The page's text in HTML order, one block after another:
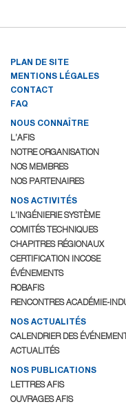
PLAN DE SITE
MENTIONS LÉGALES
CONTACT
FAQ
NOUS CONNAÎTRE
L’AFIS
NOTRE ORGANISATION
NOS MEMBRES
NOS PARTENAIRES
NOS ACTIVITÉS
L’INGÉNIERIE SYSTÈME
COMITÉS TECHNIQUES
CHAPITRES RÉGIONAUX
CERTIFICATION INCOSE
ÉVÉNEMENTS
ROBAFIS
RENCONTRES ACADÉMIE-
NOS ACTUALITÉS
CALENDRIER DES
ACTUALITÉS
NOS PUBLICATIONS
LETTRES AFIS
OUVRAGES AFIS